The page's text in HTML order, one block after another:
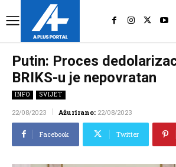
Putin: Proces
BRIKS-u je nepovratan
INFO SVIJET
22/08/2023 Ažurirano: 22/08/2023
Facebook Twitter